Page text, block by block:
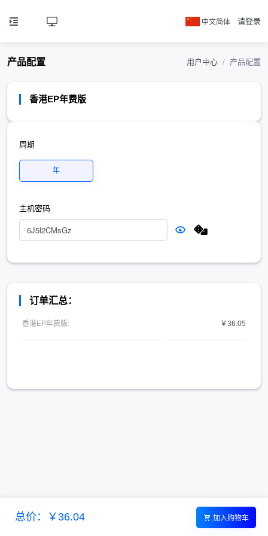
中文简体 请登录
产品配置 用户中心 产品配置
香港EP年费版
周期
年
主机密码
订单汇总：
香港EP年费版: ￥36.05
总价：￥36.04 加入购物车